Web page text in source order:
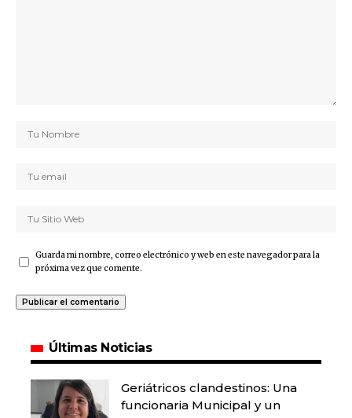
Guarda mi nombre, correo electrónico y web en este navegador para la
próxima vez que comente.
Últimas Noticias
Geriátricos clandestinos: Una
funcionaria Municipal y un